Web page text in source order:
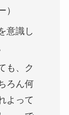
）
意識し
も、ク
ろん何
よって